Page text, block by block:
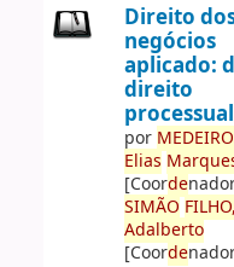
Direito
negócios
aplicado:
direito
por MEDE
Elias
[Coorde
SIMÃO FILHO,
Adalberto
[Coorde